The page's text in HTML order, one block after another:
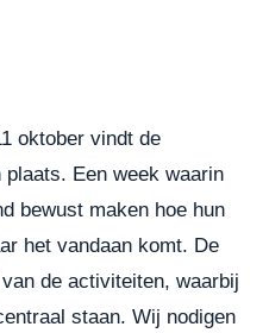
oktober vindt de
Een week waarin
bewust maken hoe hun
het vandaan komt. De
de activiteiten, waarbij
staan. Wij nodigen